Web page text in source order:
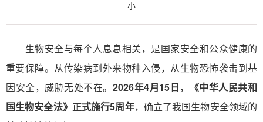
小
生物安全与每个人息息相关，是国家安全和公众健康的
重要保障。从传染病到外来物种入侵，从生物恐怖袭击到基
因安全，威胁无处不在。 2026年4月15日，
《中华人民共和
国生物安全法》正式施行5周年，确立了我国生物安全领域的